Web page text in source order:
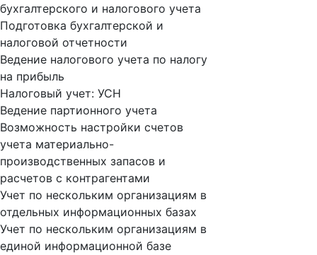
бухгалтерского и налогового учета
Подготовка бухгалтерской и
налоговой отчетности
Ведение налогового учета по налогу
на прибыль
Налоговый учет: УСН
Ведение партионного учета
Возможность настройки счетов
учета материально-
производственных запасов и
расчетов с контрагентами
Учет по нескольким организациям в
отдельных информационных базах
Учет по нескольким организациям в
единой информационной базе